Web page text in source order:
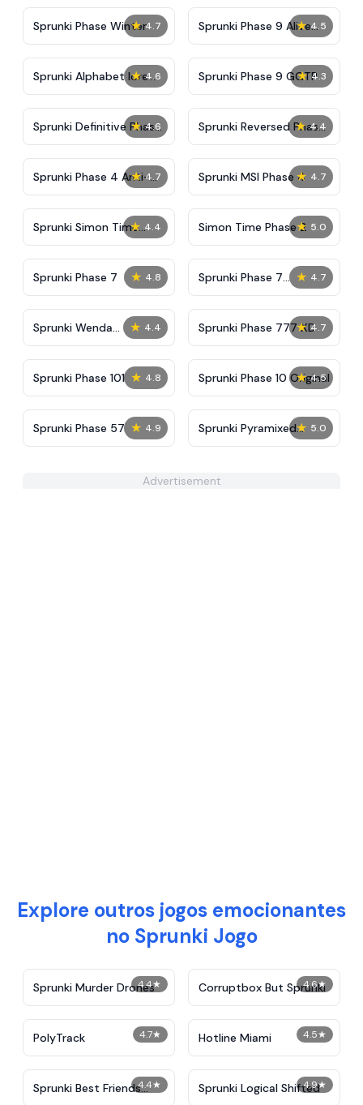
★ 4.7
Sprunki Phase Winter ★ 4.5
Sprunki Phase 9 Alive
And Malediction
★ 4.6
Sprunki Alphabet lore
Arabic Phase 3
★ 4.3
Sprunki Phase 9 GGTP
★ 4.6
Sprunki Definitive Phase
9 New
★ 4.4
Sprunki Reversed Phase
3 Definitive
★ 4.7
Sprunki Phase 4 Anti-
Shifted
★ 4.7
Sprunki MSI Phase 4
★ 4.4
Sprunki Simon Time
Phase 2
★ 5.0
Simon Time Phase 2
★ 4.8
Sprunki Phase 7 ★ 4.7
Sprunki Phase 7
Definitive (Fanmade)
★ 4.4
Sprunki Wenda
Treatment Phase 40
★ 4.7
Sprunki Phase 777 XD
★ 4.8
Sprunki Phase 101 ★ 4.5
Sprunki Phase 10 Original
★ 4.9
Sprunki Phase 57 ★ 5.0
Sprunki Pyramixed
Phase 3 New
Advertisement
Explore outros jogos emocionantes
no Sprunki Jogo
4.4★
Sprunki Murder Drones 4.6★
Corruptbox But Sprunki
4.7★
PolyTrack 4.5★
Hotline Miami
4.4★
Sprunki Best Friends
4.9★
Sprunki Logical Shifted